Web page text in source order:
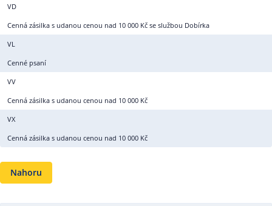
VD
Cenná zásilka s udanou cenou nad 10 000 Kč se službou Dobírka
VL
Cenné psaní
VV
Cenná zásilka s udanou cenou nad 10 000 Kč
VX
Cenná zásilka s udanou cenou nad 10 000 Kč
Nahoru